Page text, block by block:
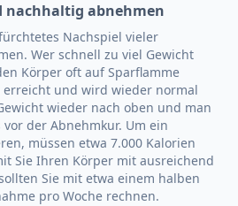
nachhaltig abnehmen
Nachspiel vieler
Wer schnell zu viel Gewicht
Körper oft auf Sparflamme
und wird wieder normal
wieder nach oben und man
der Abnehmkur. Um ein
müssen etwa 7.000 Kalorien
Sie Ihren Körper mit ausreichend
Sie mit etwa einem halben
pro Woche rechnen.